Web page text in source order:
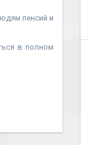
пенсий и
в полном